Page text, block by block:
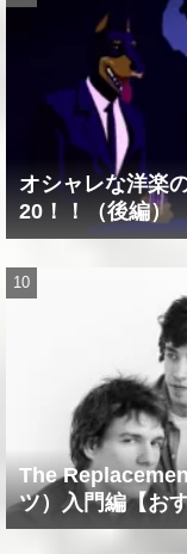
オシャレな洋楽
20！！（後編）
The
ツ）入門編【お